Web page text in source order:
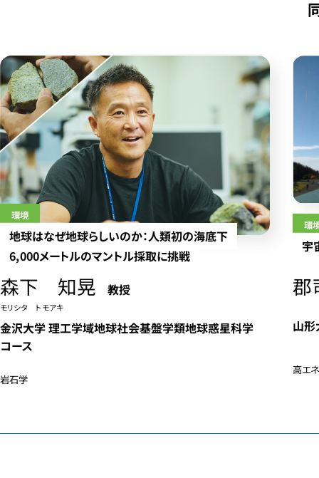
環境
地球はなぜ地球らしいのか：人類初の海底下
6,000メートルのマントル採取に挑戦
森下 知晃 教授
モリシタ トモアキ
金沢大学 理工学域地球社会基盤学類地球惑星科学
コース
岩石学
環
宇
郡
山
高エ